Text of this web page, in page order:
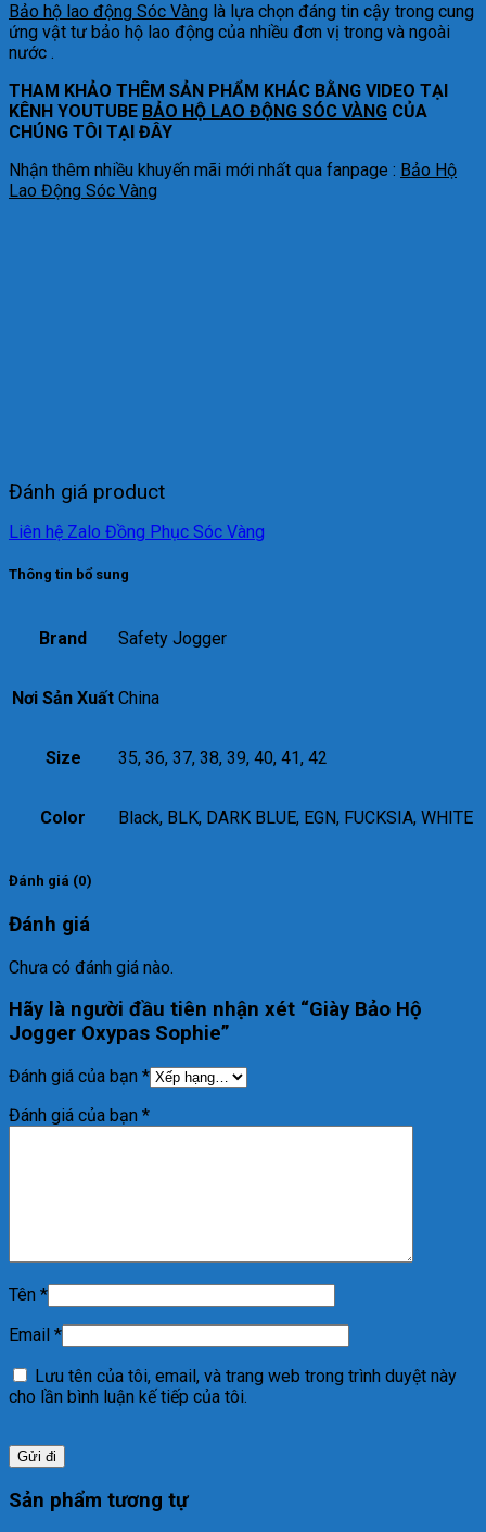
Bảo hộ lao động Sóc Vàng là lựa chọn đáng tin cậy trong cung
ứng vật tư bảo hộ lao động của nhiều đơn vị trong và ngoài
nước .
THAM KHẢO THÊM SẢN PHẨM KHÁC BẰNG VIDEO TẠI
KÊNH YOUTUBE BẢO HỘ LAO ĐỘNG SÓC VÀNG CỦA
CHÚNG TÔI TẠI ĐÂY
Nhận thêm nhiều khuyến mãi mới nhất qua fanpage : Bảo Hộ
Lao Động Sóc Vàng
Đánh giá product
Liên hệ Zalo Đồng Phục Sóc Vàng
Thông tin bổ sung
Brand Safety Jogger
Nơi Sản Xuất China
Size 35, 36, 37, 38, 39, 40, 41, 42
Color Black, BLK, DARK BLUE, EGN, FUCKSIA, WHITE
Đánh giá (0)
Đánh giá
Chưa có đánh giá nào.
Hãy là người đầu tiên nhận xét “Giày Bảo Hộ
Jogger Oxypas Sophie”
Đánh giá của bạn *
Đánh giá của bạn *
Tên *
Email *
Lưu tên của tôi, email, và trang web trong trình duyệt này
cho lần bình luận kế tiếp của tôi.
Sản phẩm tương tự